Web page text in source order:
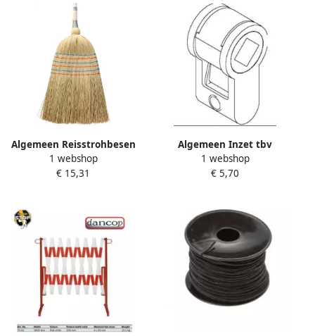
Algemeen Reisstrohbesen
Reisstroh L.1400mm
m.Zierspirale
1 webshop
€ 15,31
Algemeen Inzet tbv
ombouwen van pc naar v b
8mm
1 webshop
€ 5,70